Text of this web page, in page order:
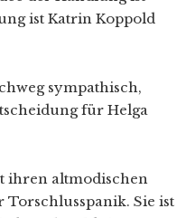
ist Katrin Koppold
sympathisch,
für Helga
ihren altmodischen
Sie ist